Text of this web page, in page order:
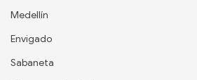
Medellín
Envigado
Sabaneta